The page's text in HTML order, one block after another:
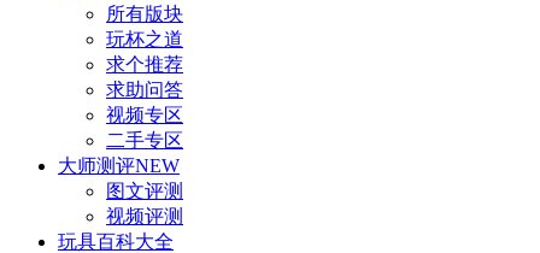
所有版块
玩杯之道
求个推荐
求助问答
视频专区
二手专区
大师测评NEW
图文评测
视频评测
玩具百科大全